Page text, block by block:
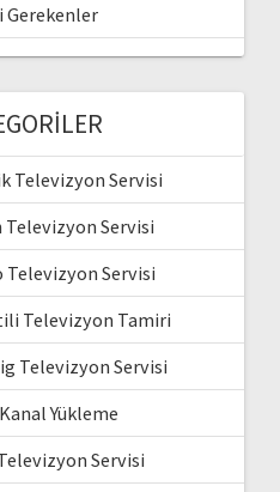
Gerekenler
Televizyon Servisi
Televizyon Servisi
Televizyon Servisi
Televizyon Tamiri
Televizyon Servisi
Yükleme
Servisi